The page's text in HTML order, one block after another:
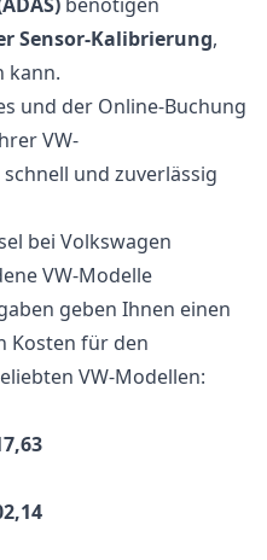
Sensor-Kalibrierung,
kann.
und der Online-Buchung
VW-
und zuverlässig
VW-Modelle
geben Ihnen einen
Kosten für den
VW-Modellen: